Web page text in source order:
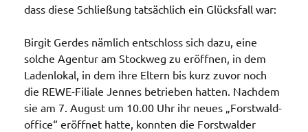
dass diese Schließung tatsächlich ein Glücksfall war:
Birgit Gerdes nämlich entschloss sich dazu, eine
solche Agentur am Stockweg zu eröffnen, in dem
Ladenlokal, in dem ihre Eltern bis kurz zuvor noch
die REWE-Filiale Jennes betrieben hatten. Nachdem
sie am 7. August um 10.00 Uhr ihr neues „Forstwald-
office“ eröffnet hatte, konnten die Forstwalder